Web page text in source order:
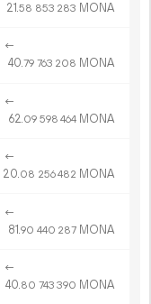
21.58 853 283 MONA
←
40.79 763 208 MONA
←
62.09 598 464 MONA
←
20.08 256482 MONA
←
81.90 440 287 MONA
←
40.80 743 390 MONA